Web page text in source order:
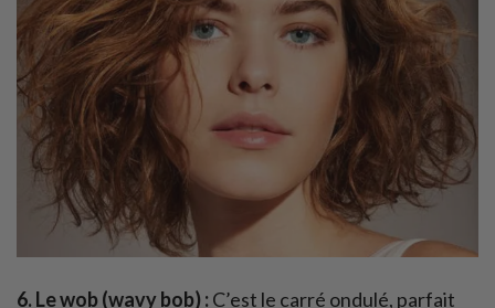
6. Le wob (wavy bob) :C’est le carré ondulé, parfait